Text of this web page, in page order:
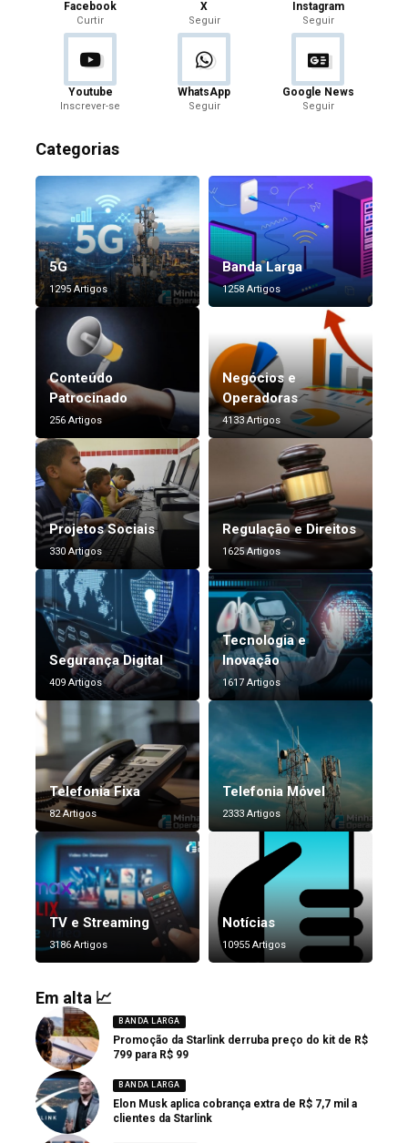
Facebook
Curtir
X
Seguir
Instagram
Seguir
Youtube
Inscrever-se
WhatsApp
Seguir
Google News
Seguir
Categorias
5G
1295 Artigos
Banda Larga
1258 Artigos
Conteúdo
Patrocinado
256 Artigos
Negócios e
Operadoras
4133 Artigos
Projetos Sociais
330 Artigos
Regulação e Direitos
1625 Artigos
Segurança Digital
409 Artigos
Tecnologia e
Inovação
1617 Artigos
Telefonia Fixa
82 Artigos
Telefonia Móvel
2333 Artigos
TV e Streaming
3186 Artigos
Notícias
10955 Artigos
Em alta 📈
BANDA LARGA
Promoção da Starlink derruba preço do kit de R$
799 para R$ 99
BANDA LARGA
Elon Musk aplica cobrança extra de R$ 7,7 mil a
clientes da Starlink